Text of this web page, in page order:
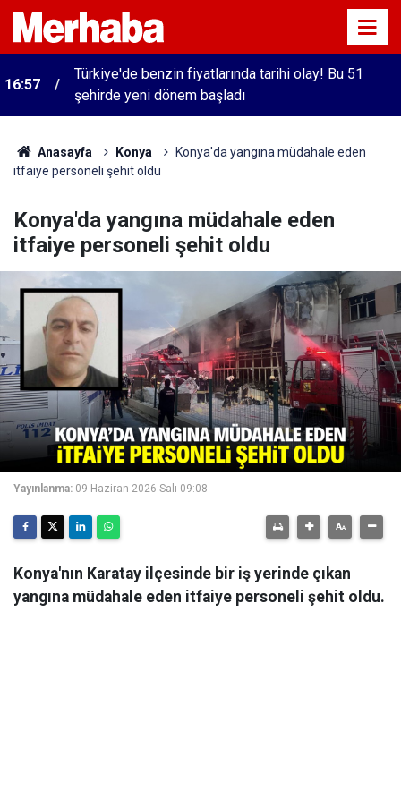
16:57
Türkiye'de benzin fiyatlarında tarihi olay! Bu 51
şehirde yeni dönem başladı
Anasayfa Konya
Konya'da yangına müdahale eden
itfaiye personeli şehit oldu
Konya'da yangına müdahale eden
itfaiye personeli şehit oldu
Yayınlanma: 09 Haziran 2026 Salı 09:08
Konya'nın Karatay ilçesinde bir iş yerinde çıkan
yangına müdahale eden itfaiye personeli şehit oldu.